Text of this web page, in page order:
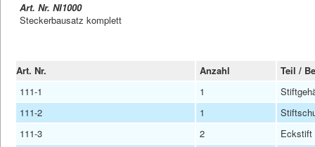
Art. Nr. NI1000
Steckerbausatz komplett
Art. Nr. Anzahl
Teil /
111-1
1
111-2
1
111-3
2
Eckstift